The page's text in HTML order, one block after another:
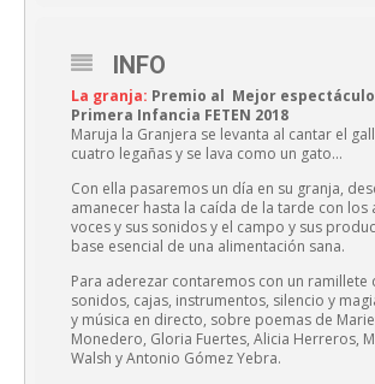
INFO
La granja: Premio al Mejor
Primera Infancia FETEN 2018
Maruja la Granjera se levanta al cantar el
cuatro legañas y se lava como un gato…
Con ella pasaremos un día en su granja,
amanecer hasta la caída de la tarde con los
voces y sus sonidos y el campo y sus
base esencial de una alimentación sana.
Para aderezar contaremos con un ramillete
sonidos, cajas, instrumentos, silencio y
y música en directo, sobre poemas de
Monedero, Gloria Fuertes, Alicia Herreros,
Walsh y Antonio Gómez Yebra.